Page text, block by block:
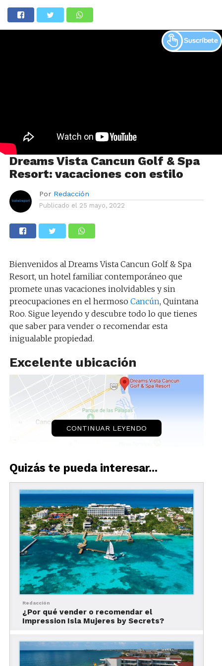
Dreams Vista Cancun Golf & Spa
Resort: vacaciones con estilo
Por Redacción
Publicado el 25 mayo, 2022
Bienvenidos al Dreams Vista Cancun Golf & Spa
Resort, un hotel familiar contemporáneo que
promete unas vacaciones inolvidables y sin
preocupaciones en el hermoso Cancún, Quintana
Roo. Sigue leyendo y descubre todo lo que tienes
que saber para vender o recomendar esta
inigualable propiedad.
Excelente ubicación
El Dreams Vista Cancun Golf & Spa Resort se
encuentra a solamente media hora del Aeropuerto
Internacional de Cancún, en la comunidad cerrada
Puerta del mar, a un costado del Puerto Cancun
Golf Club Shopping Center.
Concepto Unlimited-Luxury®
CONTINUAR LEYENDO
Quizás te pueda interesar...
Redacción
¿Por qué vender o recomendar el
Impression Isla Mujeres by Secrets?